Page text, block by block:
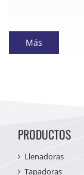
Más
PRODUCTOS
Llenadoras
Tapadoras